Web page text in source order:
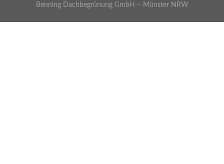
Benning Dachbegrünung GmbH – Münster NRW